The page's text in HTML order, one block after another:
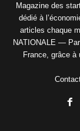
Magazine des
dédié à
articles chaque
NATIONALE —
France, grâce à